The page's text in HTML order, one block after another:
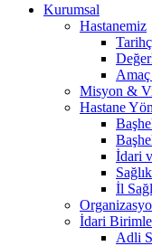
Kurumsal
Hastanemiz
Misyon &
Hastane
İdari
İl
İdari
Adli